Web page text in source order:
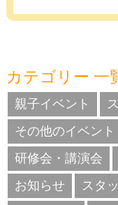
カテゴリー 一
親子イベント
その他のイベント
研修会・講演会
お知らせ
スタ